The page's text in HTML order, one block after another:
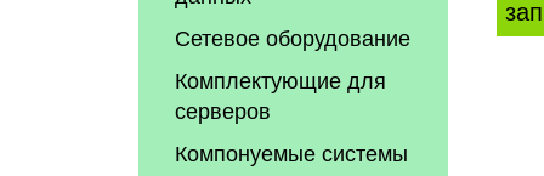
Сетевое оборудование
Комплектующие для
серверов
Компонуемые системы